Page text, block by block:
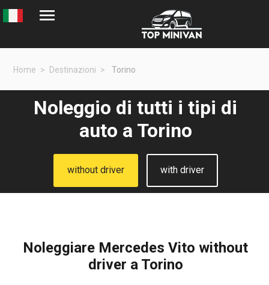
Home Destinazioni Torino
Noleggio di tutti i tipi di
auto a Torino
without driver with driver
Noleggiare Mercedes Vito without
driver a Torino